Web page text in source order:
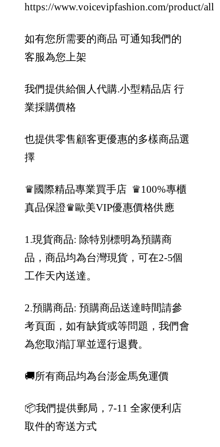
https://www.voicevipfashion.com/product/all
如有您所需要的商品 可通知我們的
客服為您上架
我們提供給個人代購.小型精品店 行
業採購價格
也提供零售顧客更優惠的多樣商品選
擇
♛國際精品專業買手店 ♛100%專櫃
真品保證♛歐美VIP優惠價格供應
1.現貨商品: 除特別標明為預購商
品，商品均為台灣現貨，可在2-5個
工作天內送達。
2.預購商品: 預購商品送達時間請參
考頁面，如有缺貨或等問題，我們會
為您取消訂單並逕行退費。
🚚所有商品均為台澎金馬免運價
📦我們提供郵局，7-11 全家便利店
取件的寄送方式